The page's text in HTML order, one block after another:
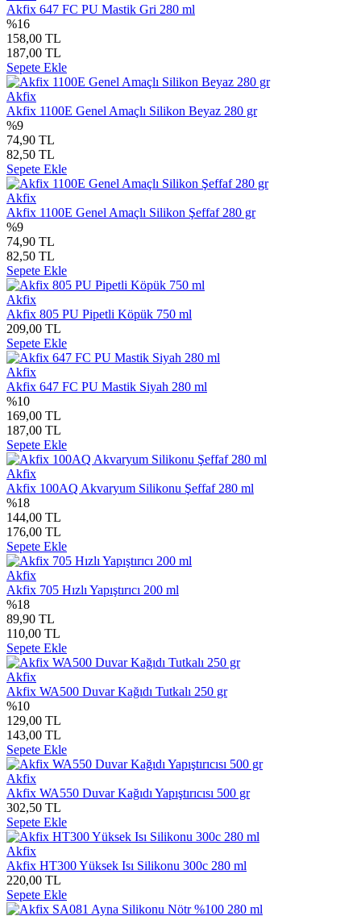
Akfix 647 FC PU Mastik Gri 280 ml
%16
158,00 TL
187,00 TL
Sepete Ekle
Akfix
Akfix 1100E Genel Amaçlı Silikon Beyaz 280 gr
%9
74,90 TL
82,50 TL
Sepete Ekle
Akfix
Akfix 1100E Genel Amaçlı Silikon Şeffaf 280 gr
%9
74,90 TL
82,50 TL
Sepete Ekle
Akfix
Akfix 805 PU Pipetli Köpük 750 ml
209,00 TL
Sepete Ekle
Akfix
Akfix 647 FC PU Mastik Siyah 280 ml
%10
169,00 TL
187,00 TL
Sepete Ekle
Akfix
Akfix 100AQ Akvaryum Silikonu Şeffaf 280 ml
%18
144,00 TL
176,00 TL
Sepete Ekle
Akfix
Akfix 705 Hızlı Yapıştırıcı 200 ml
%18
89,90 TL
110,00 TL
Sepete Ekle
Akfix
Akfix WA500 Duvar Kağıdı Tutkalı 250 gr
%10
129,00 TL
143,00 TL
Sepete Ekle
Akfix
Akfix WA550 Duvar Kağıdı Yapıştırıcısı 500 gr
302,50 TL
Sepete Ekle
Akfix
Akfix HT300 Yüksek Isı Silikonu 300c 280 ml
220,00 TL
Sepete Ekle